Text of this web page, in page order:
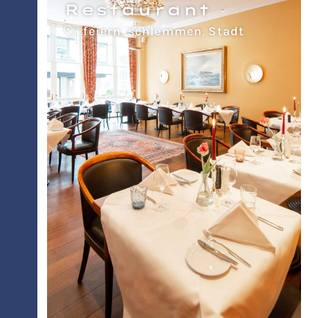
Restaurant
feiern,schlemmen, Stadt